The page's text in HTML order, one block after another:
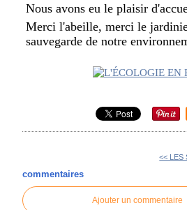
Nous avons eu le plaisir
Merci l'abeille, merci le
sauvegarde de notre
<< LES
commentaires
Ajouter un commentaire